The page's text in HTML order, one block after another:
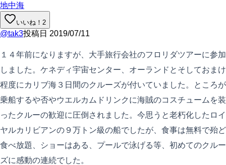
地中海
いいね！ 2
@tak3投稿日 2019/07/11
１４年前になりますが、大手旅行会社のフロリダツアーに参加
しました。ケネディ宇宙センター、オーランドとそしておまけ
程度にカリブ海３日間のクルーズが付いていました。ところが
乗船するや否やウエルカムドリンクに海賊のコスチュームを装
ったクルーの歓迎に圧倒されました。今思うと老朽化したロイ
ヤルカリビアンの９万トン級の船でしたが、食事は無料で殆ど
食べ放題、ショーはある、プールで泳げる等、初めてのクルー
ズに感動の連続でした。